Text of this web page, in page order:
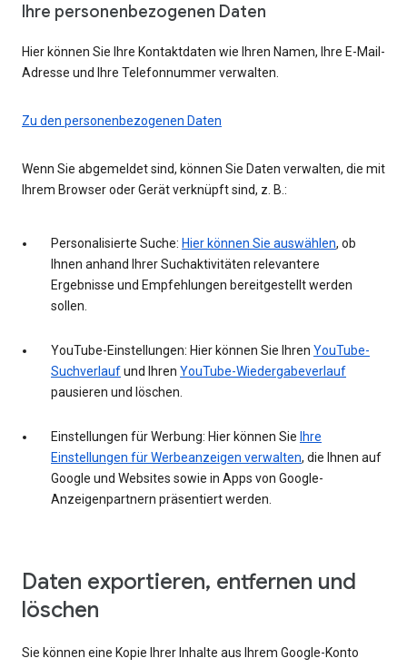
Ihre personenbezogenen Daten
Hier können Sie Ihre Kontaktdaten wie Ihren Namen, Ihre E-Mail-
Adresse und Ihre Telefonnummer verwalten.
Zu den personenbezogenen Daten
Wenn Sie abgemeldet sind, können Sie Daten verwalten, die mit
Ihrem Browser oder Gerät verknüpft sind, z. B.:
Personalisierte Suche: Hier können Sie auswählen, ob
Ihnen anhand Ihrer Suchaktivitäten relevantere
Ergebnisse und Empfehlungen bereitgestellt werden
sollen.
YouTube-Einstellungen: Hier können Sie Ihren YouTube-
Suchverlaufund Ihren YouTube-Wiedergabeverlauf
pausieren und löschen.
Einstellungen für Werbung: Hier können Sie Ihre
Einstellungen für Werbeanzeigen verwalten, die Ihnen auf
Google und Websites sowie in Apps von Google-
Anzeigenpartnern präsentiert werden.
Daten exportieren, entfernen und
löschen
Sie können eine Kopie Ihrer Inhalte aus Ihrem Google-Konto